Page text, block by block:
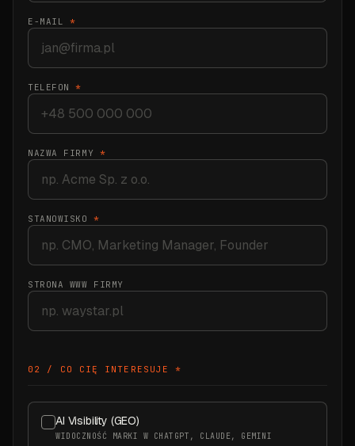
E-MAIL *
TELEFON*
NAZWA FIRMY *
STANOWISKO*
STRONA WWW FIRMY
02 / CO CIĘ INTERESUJE*
AI Visibility (GEO)
WIDOCZNOŚĆ MARKI W CHATGPT, CLAUDE, GEMINI